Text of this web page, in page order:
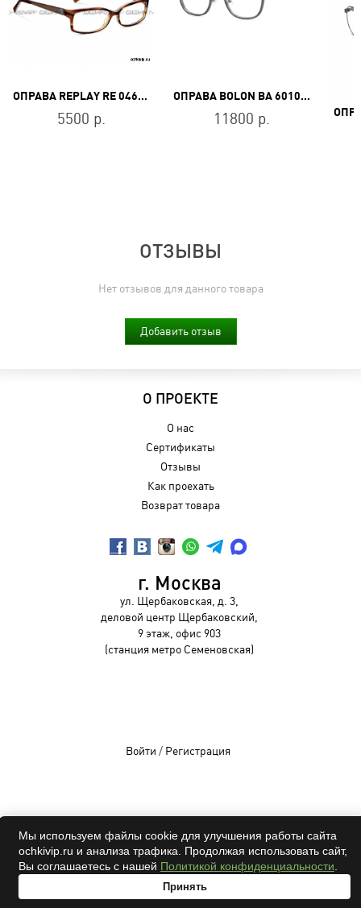
ОПРАВА REPLAY RE 0462 050
5500 р.
ОПРАВА BOLON BA 6010 B16
11800 р.
ОТЗЫВЫ
Нет отзывов для данного товара
Добавить отзыв
О ПРОЕКТЕ
О нас
Сертификаты
Отзывы
Как проехать
Возврат товара
г. Москва
ул. Щербаковская, д. 3,
деловой центр Щербаковский,
9 этаж, офис 903
(станция метро Семеновская)
Войти / Регистрация
OCHKIVIP 2009-2026©
Все права защищены
Мы используем файлы cookie для улучшения работы сайта
ochkivip.ru и анализа трафика. Продолжая использовать сайт,
Вы соглашаетесь с нашей Политикой конфиденциальности
Принять